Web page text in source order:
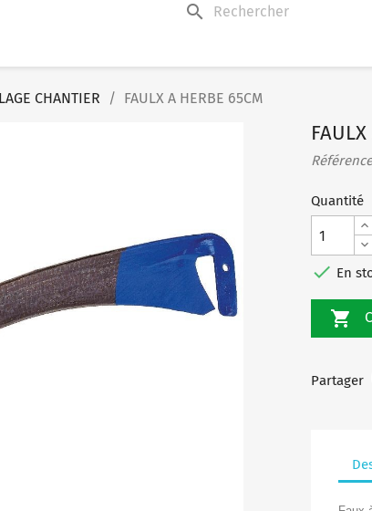
search
CHANTIER FAULX A HERBE 65CM
Quantité
 En

Partager